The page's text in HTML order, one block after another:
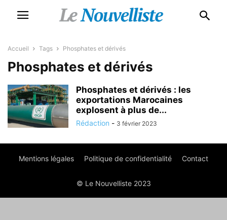
Accueil Tags Phosphates et dérivés
Phosphates et dérivés
Phosphates et dérivés : les
exportations Marocaines
explosent à plus de...
Rédaction - 3 février 2023
Mentions légales Politique de confidentialité Contact
© Le Nouvelliste 2023